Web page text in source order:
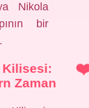
Nikola
bir
Kilisesi:
Zaman